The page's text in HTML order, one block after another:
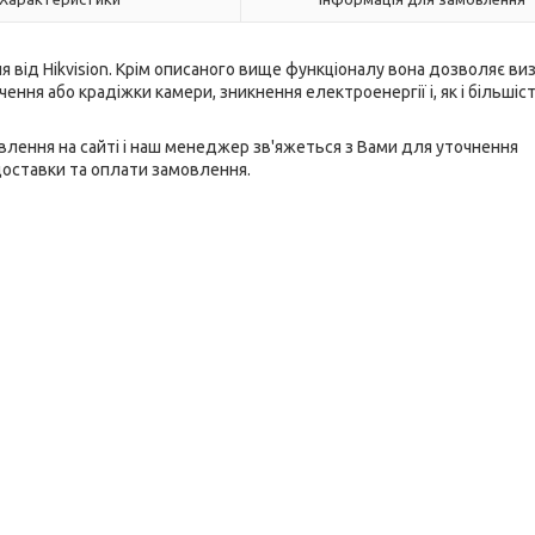
від Hikvision. Крім описаного вище функціоналу вона дозволяє
або крадіжки камери, зникнення електроенергії і, як і
на сайті і наш менеджер зв'яжеться з Вами для уточнення
та оплати замовлення.